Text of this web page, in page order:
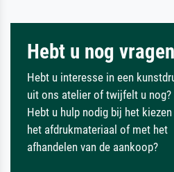
Hebt u nog
Hebt u interesse in een
uit ons atelier of twijfelt u nog?
Hebt u hulp nodig bij het kiezen
het afdrukmateriaal of met het
afhandelen van de aankoop?